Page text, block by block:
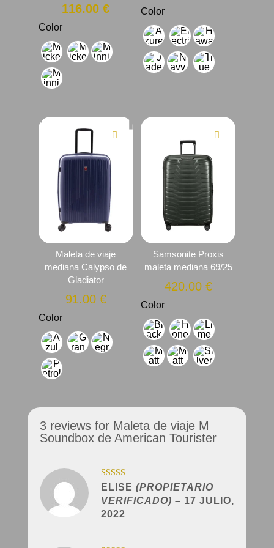
precio
145.00 €.
116.00€El
es:
116.00 €.
Color
original
era:
119.00 €.
Color
Maleta de viaje
mediana Calypso de
Gladiator
91.00 €
Color
Samsonite Proxis
maleta mediana 69/25
420.00 €
Color
3 reviews for Maleta de viaje M
Soundbox de American Tourister
Valorado con
5de 5
ELISE (PROPIETARIO
VERIFICADO) – 17 JULIO,
2022